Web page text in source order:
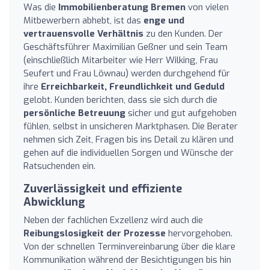
Was die Immobilienberatung Bremen von vielen
Mitbewerbern abhebt, ist das enge und
vertrauensvolle Verhältnis zu den Kunden. Der
Geschäftsführer Maximilian Geßner und sein Team
(einschließlich Mitarbeiter wie Herr Wilking, Frau
Seufert und Frau Löwnau) werden durchgehend für
ihre Erreichbarkeit, Freundlichkeit und Geduld
gelobt. Kunden berichten, dass sie sich durch die
persönliche Betreuung sicher und gut aufgehoben
fühlen, selbst in unsicheren Marktphasen. Die Berater
nehmen sich Zeit, Fragen bis ins Detail zu klären und
gehen auf die individuellen Sorgen und Wünsche der
Ratsuchenden ein.
Zuverlässigkeit und effiziente
Abwicklung
Neben der fachlichen Exzellenz wird auch die
Reibungslosigkeit der Prozesse hervorgehoben.
Von der schnellen Terminvereinbarung über die klare
Kommunikation während der Besichtigungen bis hin